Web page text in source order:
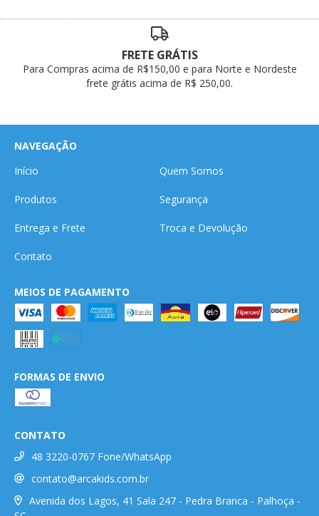
FRETE GRÁTIS
Para Compras acima de R$150,00 e para Norte e Nordeste
frete grátis acima de R$ 250,00.
NAVEGAÇÃO
Início
Quem Somos
Produtos Segurança
Entrega e Frete Troca e Devolução
Contato
MEIOS DE PAGAMENTO
FORMAS DE ENVIO
CONTATO
48 3220-0767 Fone/WhatsApp
contato@arcakids.com.br
Avenida dos Lagos, 41 Sala 247 - Pedra Branca - Palhoça -